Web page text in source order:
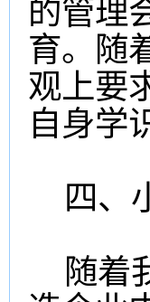
的管理
育。随
观上要
自身学
四、
随着